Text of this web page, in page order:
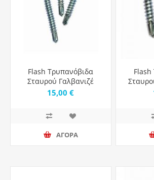
Flash Τρυπανόβιδα
Σταυρού Γαλβανιζέ
1000τμχ
15,00 €
ΑΓΟΡΑ
Flash